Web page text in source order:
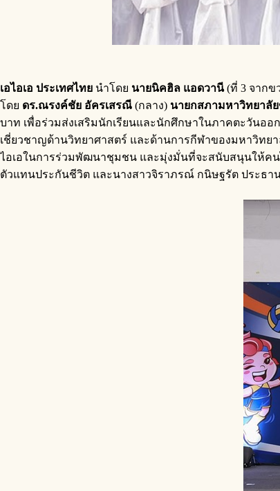
เอไอเอ ประเทศไทย นำโดย นายนิคฮิล แอดวานี (ที่ 3 จากข
โดย ดร.ณรงค์ชัย อัครเสรณี (กลาง) นายกสภามหาวิทยาลั
บาท เพื่อร่วมส่งเสริมนักเรียนและนักศึกษาในภาคตะวันอ
เชี่ยวชาญด้านวิทยาศาสตร์ และด้านการกีฬาของมหาวิทย
ไอเอในการร่วมพัฒนาชุมชน และมุ่งมั่นที่จะสนับสนุนให้คน
ตัวแทนประกันชีวิต และนางสาวจิราภรณ์ กนิษฐรัต ประธา